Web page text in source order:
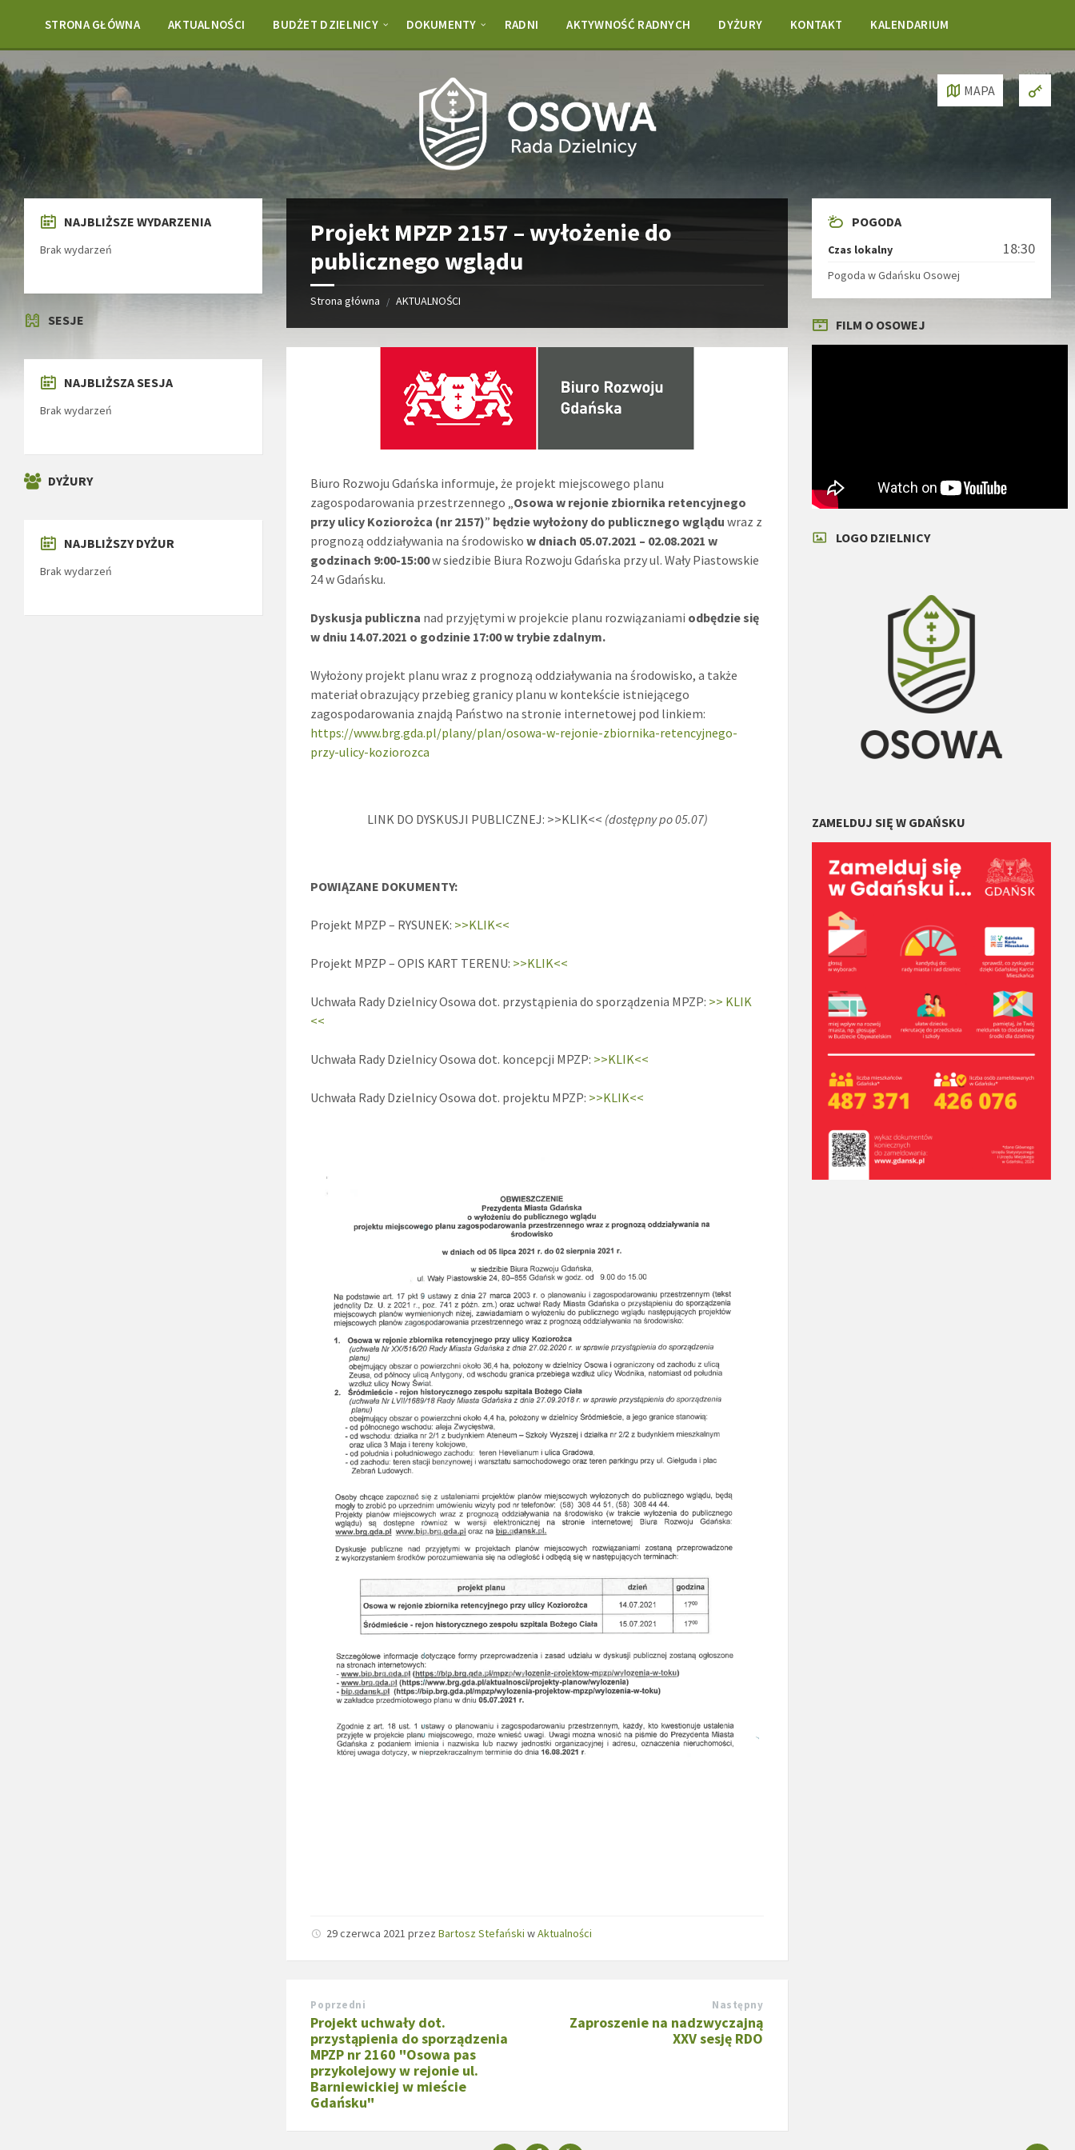
sidebar
sidebar
STRONA GŁÓWNA AKTUALNOŚCI BUDŻET DZIELNICY DOKUMENTY RADNI AKTYWNOŚĆ RADNYCH DYŻURY KONTAKT KALENDARIUM
MAPA
Projekt MPZP 2157 – wyłożenie do
publicznego wglądu
Strona główna / AKTUALNOŚCI
Biuro Rozwoju Gdańska informuje, że projekt miejscowego planu
zagospodarowania przestrzennego „ Osowa w rejonie zbiornika retencyjnego
przy ulicy Koziorożca (nr 2157)” będzie wyłożony do publicznego wglądu wraz z
prognozą oddziaływania na środowiskow dniach 05.07.2021 – 02.08.2021 w
godzinach 9:00-15:00w siedzibie Biura Rozwoju Gdańska przy ul. Wały Piastowskie
24 w Gdańsku.
Dyskusja publiczna nad przyjętymi w projekcie planu rozwiązaniami odbędzie się
w dniu 14.07.2021 o godzinie 17:00w trybie zdalnym.
Wyłożony projekt planu wraz z prognozą oddziaływania na środowisko, a także
materiał obrazujący przebieg granicy planu w kontekście istniejącego
zagospodarowania znajdą Państwo na stronie internetowej pod linkiem:
https://www.brg.gda.pl/plany/plan/osowa-w-rejonie-zbiornika-retencyjnego-
przy-ulicy-koziorozca
LINK DO DYSKUSJI PUBLICZNEJ: >>KLIK<< (dostępny po 05.07)
POWIĄZANE DOKUMENTY:
Projekt MPZP – RYSUNEK: >>KLIK<<
Projekt MPZP – OPIS KART TERENU: >>KLIK<<
Uchwała Rady Dzielnicy Osowa dot. przystąpienia do sporządzenia MPZP: >> KLIK
<<
Uchwała Rady Dzielnicy Osowa dot. koncepcji MPZP: >>KLIK<<
Uchwała Rady Dzielnicy Osowa dot. projektu MPZP: >>KLIK<<
29 czerwca 2021przezBartosz Stefański wAktualności
Poprzedni
Projekt uchwały dot.
przystąpienia do sporządzenia
MPZP nr 2160 "Osowa pas
przykolejowy w rejonie ul.
Barniewickiej w mieście
Gdańsku"
Następny
Zaproszenie na nadzwyczajną
XXV sesję RDO
NAJBLIŻSZE WYDARZENIA
Brak wydarzeń
SESJE
NAJBLIŻSZA SESJA
Brak wydarzeń
DYŻURY
NAJBLIŻSZY DYŻUR
Brak wydarzeń
POGODA
Czas lokalny 18:30
Pogoda w Gdańsku Osowej
FILM O OSOWEJ
LOGO DZIELNICY
ZAMELDUJ SIĘ W GDAŃSKU